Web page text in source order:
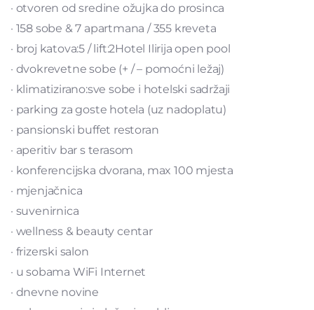
· otvoren od sredine ožujka do prosinca
· 158 sobe & 7 apartmana / 355 kreveta
· broj katova:5 / lift:2Hotel Ilirija open pool
· dvokrevetne sobe (+ / – pomoćni ležaj)
· klimatizirano:sve sobe i hotelski sadržaji
· parking za goste hotela (uz nadoplatu)
· pansionski buffet restoran
· aperitiv bar s terasom
· konferencijska dvorana, max 100 mjesta
· mjenjačnica
· suvenirnica
· wellness & beauty centar
· frizerski salon
· u sobama WiFi Internet
· dnevne novine